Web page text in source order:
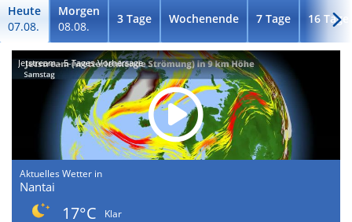
Heute
07.08.
Morgen
08.08.
3 Tage Wochenende 7 Tage 16 Tage
Jetstream - 5-Tages-Vorhersage
Aktuelles Wetter in
Nantai
17°C
Klar